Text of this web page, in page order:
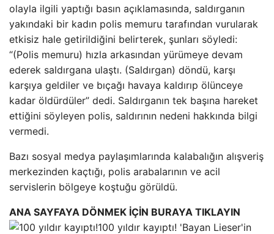
olayla ilgili yaptığı basın açıklamasında, saldırganın
yakındaki bir kadın polis memuru tarafından vurularak
etkisiz hale getirildiğini belirterek, şunları söyledi:
“(Polis memuru) hızla arkasından yürümeye devam
ederek saldırgana ulaştı. (Saldırgan) döndü, karşı
karşıya geldiler ve bıçağı havaya kaldırıp ölünceye
kadar öldürdüler” dedi. Saldırganın tek başına hareket
ettiğini söyleyen polis, saldırının nedeni hakkında bilgi
vermedi.
Bazı sosyal medya paylaşımlarında kalabalığın alışveriş
merkezinden kaçtığı, polis arabalarının ve acil
servislerin bölgeye koştuğu görüldü.
ANA SAYFAYA DÖNMEK İÇİN BURAYA TIKLAYIN
100 yıldır kayıptı! 'Bayan Lieser'in